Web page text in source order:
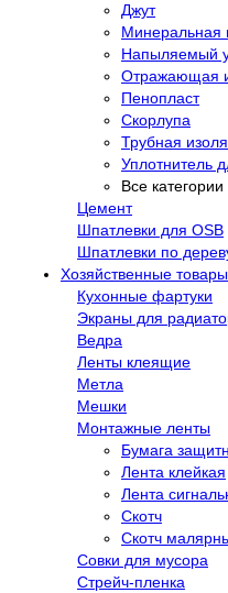
Джут
Минеральная
Напыляемый
Отражающая
Пенопласт
Скорлупа
Трубная
Уплотнитель
Все категории
Цемент
Шпатлевки для OSB
Шпатлевки по
Хозяйственные товары
Кухонные фартуки
Экраны для
Ведра
Ленты клеящие
Метла
Мешки
Монтажные ленты
Бумага
Лента клейкая
Лента
Скотч
Скотч
Совки для мусора
Стрейч-пленка